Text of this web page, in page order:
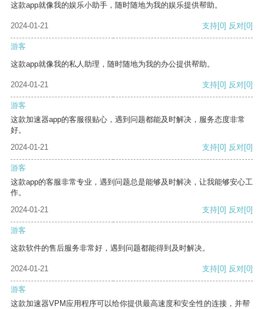
这款app就像我的娱乐小助手，随时随地为我的娱乐提供帮助。
2024-01-21 支持[0] 反对[0]
游客
这款app就像我的私人助理，随时随地为我的办公提供帮助。
2024-01-21 支持[0] 反对[0]
游客
这款加速器app的客服很贴心，遇到问题都能及时解决，服务态度非常
好。
2024-01-21
支持[0] 反对[0]
游客
这款app的客服非常专业，遇到问题总是能够及时解决，让我能够安心工
作。
2024-01-21
支持[0] 反对[0]
游客
这款软件的售后服务非常好，遇到问题都能得到及时解决。
2024-01-21 支持[0] 反对[0]
游客
这款加速器VPM应用程序可以给你提供最高速度和安全性的连接，并帮